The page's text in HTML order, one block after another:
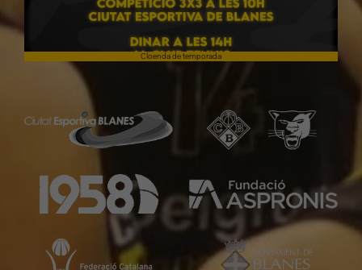
Cloenda de temporada